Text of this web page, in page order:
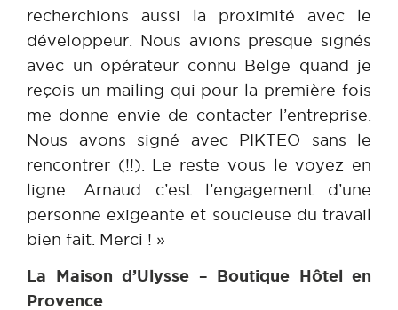
recherchions aussi la proximité avec le
développeur. Nous avions presque signés
avec un opérateur connu Belge quand je
reçois un mailing qui pour la première fois
me donne envie de contacter l’entreprise.
Nous avons signé avec PIKTEO sans le
rencontrer (!!). Le reste vous le voyez en
ligne. Arnaud c’est l’engagement d’une
personne exigeante et soucieuse du travail
bien fait. Merci ! »
La Maison d’Ulysse – Boutique Hôtel en
Provence